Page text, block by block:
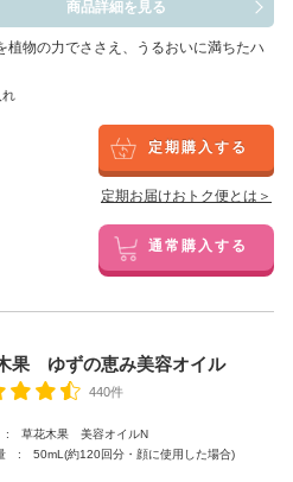
商品詳細を見る
植物の力でささえ、うるおいに満ちたハ
れ
定期購入する
定期お届けおトク便とは＞
通常購入する
果 ゆずの恵み美容オイル
440件
: 草花木果 美容オイルN
約120回分・顔に使用した場合)